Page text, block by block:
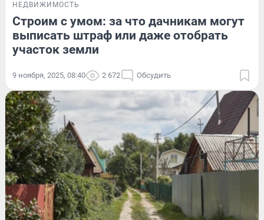
НЕДВИЖИМОСТЬ
Строим с умом: за что дачникам могут
выписать штраф или даже отобрать
участок земли
9 ноября, 2025, 08:40 2 672 Обсудить